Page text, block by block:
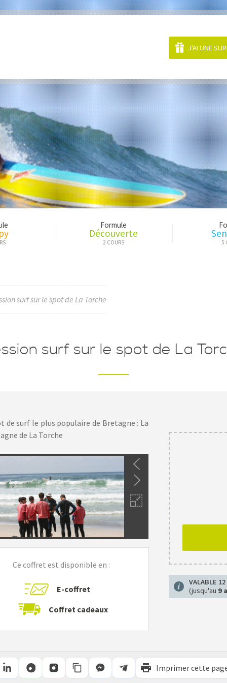
J'AI UNE
Formule
Découverte
surf sur le spot de La Torche
surf sur le spot de La
de surf le plus populaire de Bretagne : La
de La Torche
Ce coffret est disponible en :
E-coffret
Coffret cadeaux
VALABLE
(jusqu'au 9
Imprimer cette